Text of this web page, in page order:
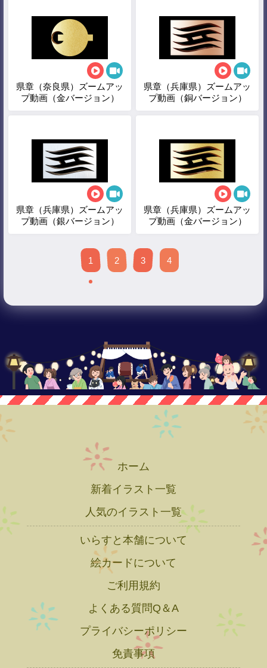
県章（奈良県）ズームアッ
プ動画（金バージョン）
県章（兵庫県）ズームアッ
プ動画（銅バージョン）
県章（兵庫県）ズームアッ
プ動画（銀バージョン）
県章（兵庫県）ズームアッ
プ動画（金バージョン）
1 2 3 4
ホーム
新着イラスト一覧
人気のイラスト一覧
いらすと本舗について
絵カードについて
ご利用規約
よくある質問Q＆A
プライバシーポリシー
免責事項